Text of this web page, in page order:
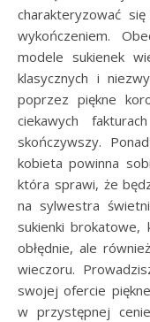
charakteryzować
wykończeniem.
modele sukienek
klasycznych i
poprzez piękne
ciekawych
skończywszy.
kobieta powinna
która sprawi, że
na sylwestra
sukienki
obłędnie, ale
wieczoru.
swojej ofercie
w przystępnej